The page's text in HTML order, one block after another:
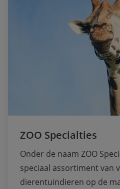
ZOO Specialties
Onder de naam ZOO
speciaal assortiment van
dierentuindieren op de